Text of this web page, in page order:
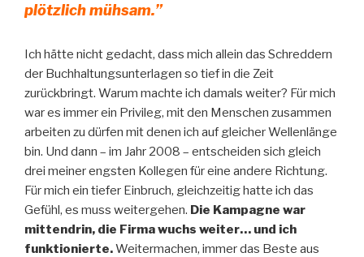
plötzlich mühsam.”
Ich hätte nicht gedacht, dass mich allein das Schreddern
der Buchhaltungsunterlagen so tief in die Zeit
zurückbringt. Warum machte ich damals weiter? Für mich
war es immer ein Privileg, mit den Menschen zusammen
arbeiten zu dürfen mit denen ich auf gleicher Wellenlänge
bin. Und dann – im Jahr 2008 – entscheiden sich gleich
drei meiner engsten Kollegen für eine andere Richtung.
Für mich ein tiefer Einbruch, gleichzeitig hatte ich das
Gefühl, es muss weitergehen. Die Kampagne war
mittendrin, die Firma wuchs weiter… und ich
funktionierte.Weitermachen, immer das Beste aus